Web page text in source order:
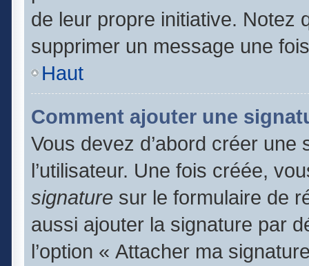
de leur propre initiative. Notez
supprimer un message une
Haut
Comment ajouter une
Vous devez d’abord créer
l’utilisateur. Une fois créée,
signature sur le formulaire de
aussi ajouter la signature par
l’option « Attacher ma